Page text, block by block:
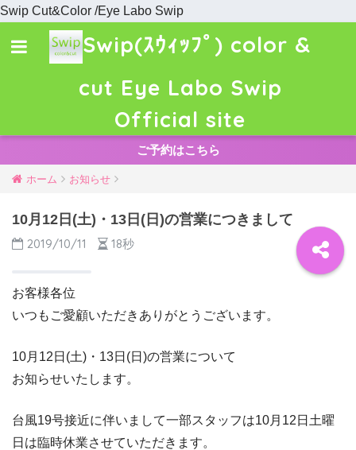
Swip Cut&Color /Eye Labo Swip
Swip(ｽｳｨｯﾌﾟ) color &
cut Eye Labo Swip
Official site
ご予約はこちら
ホーム お知らせ
10月12日(土)・13日(日)の営業につきまして
2019/10/11 18秒
お客様各位
いつもご愛顧いただきありがとうございます。
10月12日(土)・13日(日)の営業について
お知らせいたします。
台風19号接近に伴いまして一部スタッフは10月12日土曜
日は臨時休業させていただきます。